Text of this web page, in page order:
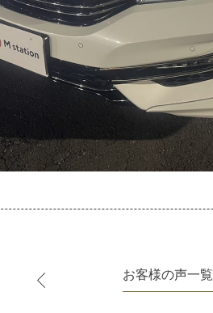
お客様の声一覧